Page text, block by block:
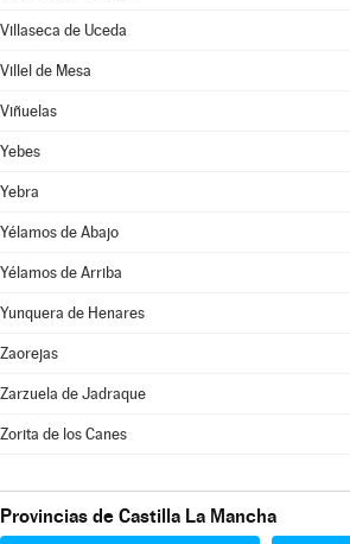
Villaseca de Uceda
Villel de Mesa
Viñuelas
Yebes
Yebra
Yélamos de Abajo
Yélamos de Arriba
Yunquera de Henares
Zaorejas
Zarzuela de Jadraque
Zorita de los Canes
Provincias de Castilla La Mancha